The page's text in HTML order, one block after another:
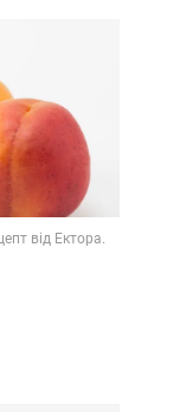
від Ектора.